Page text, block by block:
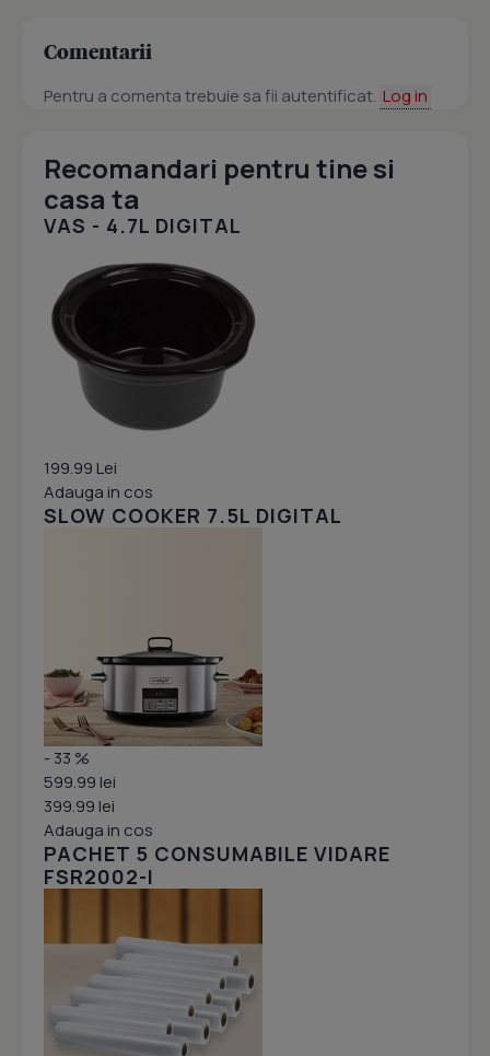
Comentarii
Pentru a comenta trebuie sa fii autentificat. Log in
Recomandari pentru tine si
casa ta
VAS - 4.7L DIGITAL
199.99 Lei
Adauga in cos
SLOW COOKER 7.5L DIGITAL
- 33 %
599.99 lei
399.99 lei
Adauga in cos
PACHET 5 CONSUMABILE VIDARE
FSR2002-I